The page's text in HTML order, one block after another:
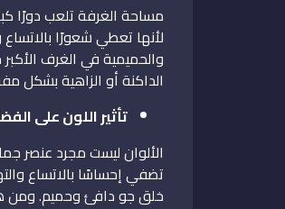
مساحة الغرفة تلعب دورًا
لأنها تعطي شعورًا
والحميمية في الغرف
الداكنة أو الزاهية
تأثير اللون على
الألوان ليست مجرد عنصر
تضفي إحساسًا بالاتساع
خلق جو دافئ وحميم. ومن